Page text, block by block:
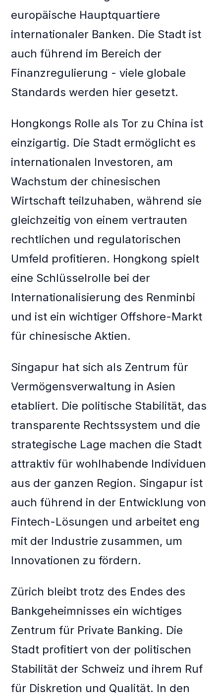
europäische Hauptquartiere
internationaler Banken. Die Stadt ist
auch führend im Bereich der
Finanzregulierung - viele globale
Standards werden hier gesetzt.
Hongkongs Rolle als Tor zu China ist
einzigartig. Die Stadt ermöglicht es
internationalen Investoren, am
Wachstum der chinesischen
Wirtschaft teilzuhaben, während sie
gleichzeitig von einem vertrauten
rechtlichen und regulatorischen
Umfeld profitieren. Hongkong spielt
eine Schlüsselrolle bei der
Internationalisierung des Renminbi
und ist ein wichtiger Offshore-Markt
für chinesische Aktien.
Singapur hat sich als Zentrum für
Vermögensverwaltung in Asien
etabliert. Die politische Stabilität, das
transparente Rechtssystem und die
strategische Lage machen die Stadt
attraktiv für wohlhabende Individuen
aus der ganzen Region. Singapur ist
auch führend in der Entwicklung von
Fintech-Lösungen und arbeitet eng
mit der Industrie zusammen, um
Innovationen zu fördern.
Zürich bleibt trotz des Endes des
Bankgeheimnisses ein wichtiges
Zentrum für Private Banking. Die
Stadt profitiert von der politischen
Stabilität der Schweiz und ihrem Ruf
für Diskretion und Qualität. In den